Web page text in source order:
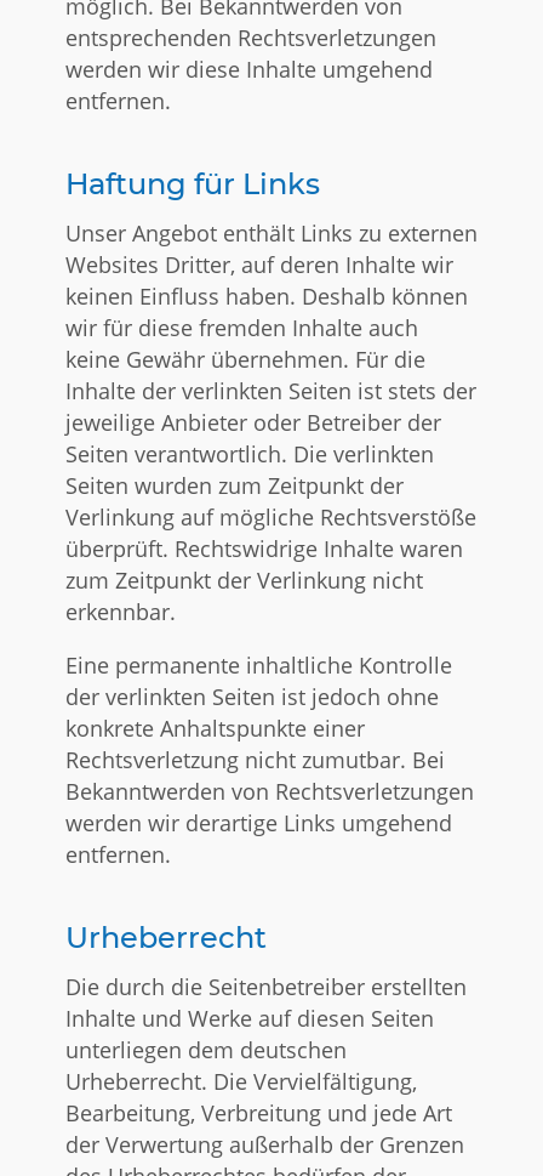
entsprechenden Rechtsverletzungen
werden wir diese Inhalte umgehend
entfernen.
Haftung für Links
Unser Angebot enthält Links zu externen
Websites Dritter, auf deren Inhalte wir
keinen Einfluss haben. Deshalb können
wir für diese fremden Inhalte auch
keine Gewähr übernehmen. Für die
Inhalte der verlinkten Seiten ist stets der
jeweilige Anbieter oder Betreiber der
Seiten verantwortlich. Die verlinkten
Seiten wurden zum Zeitpunkt der
Verlinkung auf mögliche Rechtsverstöße
überprüft. Rechtswidrige Inhalte waren
zum Zeitpunkt der Verlinkung nicht
erkennbar.
Eine permanente inhaltliche Kontrolle
der verlinkten Seiten ist jedoch ohne
konkrete Anhaltspunkte einer
Rechtsverletzung nicht zumutbar. Bei
Bekanntwerden von Rechtsverletzungen
werden wir derartige Links umgehend
entfernen.
Urheberrecht
Die durch die Seitenbetreiber erstellten
Inhalte und Werke auf diesen Seiten
unterliegen dem deutschen
Urheberrecht. Die Vervielfältigung,
Bearbeitung, Verbreitung und jede Art
der Verwertung außerhalb der Grenzen